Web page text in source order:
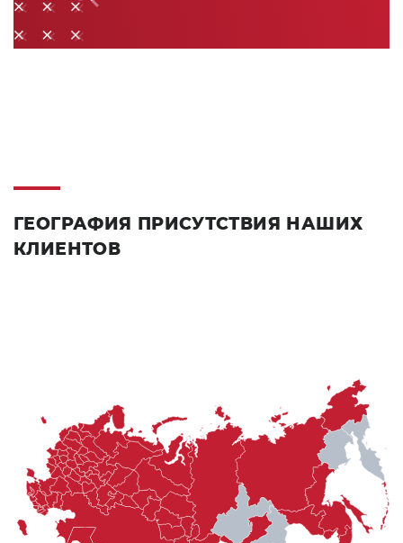
ГЕОГРАФИЯ ПРИСУТСТВИЯ НАШИХ
КЛИЕНТОВ